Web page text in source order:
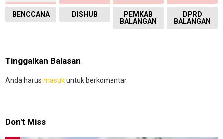
BENCCANA DISHUB
PEMKAB
BALANGAN
DPRD
BALANGAN
Tinggalkan Balasan
Anda harus masukuntuk berkomentar.
Don't Miss